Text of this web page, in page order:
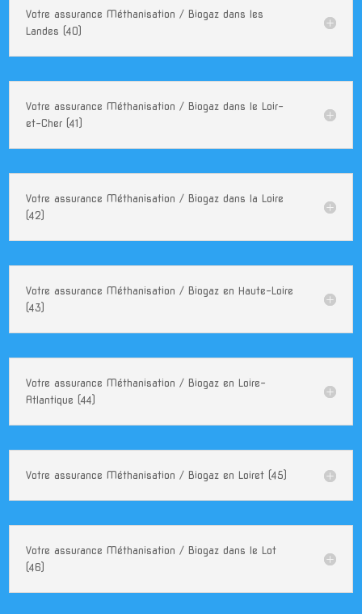
Votre assurance Méthanisation / Biogaz dans les
Landes (40)
Votre assurance Méthanisation / Biogaz dans le Loir-
et-Cher (41)
Votre assurance Méthanisation / Biogaz dans la Loire
(42)
Votre assurance Méthanisation / Biogaz en Haute-Loire
(43)
Votre assurance Méthanisation / Biogaz en Loire-
Atlantique (44)
Votre assurance Méthanisation / Biogaz en Loiret (45)
Votre assurance Méthanisation / Biogaz dans le Lot
(46)